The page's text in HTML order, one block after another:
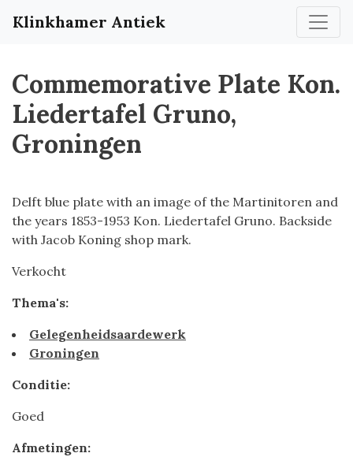
Klinkhamer Antiek
Commemorative Plate Kon.
Liedertafel Gruno,
Groningen
Delft blue plate with an image of the Martinitoren and
the years 1853-1953 Kon. Liedertafel Gruno. Backside
with Jacob Koning shop mark.
Verkocht
Thema's:
Gelegenheidsaardewerk
Groningen
Conditie:
Goed
Afmetingen: